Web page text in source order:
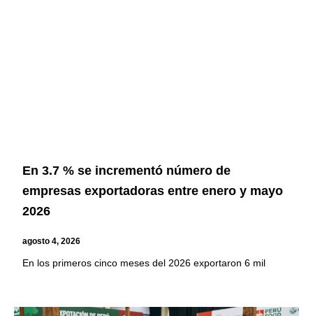
En 3.7 % se incrementó número de
empresas exportadoras entre enero y mayo
2026
agosto 4, 2026
En los primeros cinco meses del 2026 exportaron 6 mil